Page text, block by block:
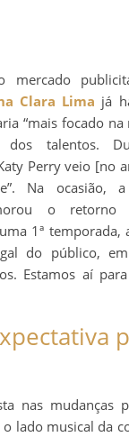
mercado
Clara Lima já
“mais focado
dos talentos.
Perry veio [no
Na ocasião, a
o retorno
1ª temporada,
do público,
Estamos aí
nas mudanças
lado musical da